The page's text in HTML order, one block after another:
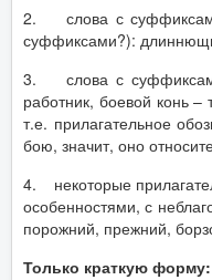
2. слова с
суффиксами?):
3. слова с
работник, боевой конь –
т.е. прилагательное
бою, значит, оно
4. некоторые
особенностями, с
порожний, прежний,
Только краткую форму: